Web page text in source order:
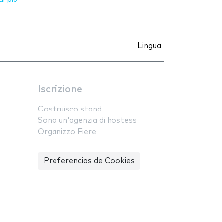
Lingua
Iscrizione
Costruisco stand
Sono un'agenzia di hostess
Organizzo Fiere
Preferencias de Cookies